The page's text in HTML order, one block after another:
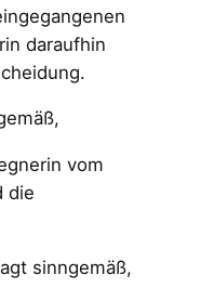
daraufhin
vom
die
sinngemäß,